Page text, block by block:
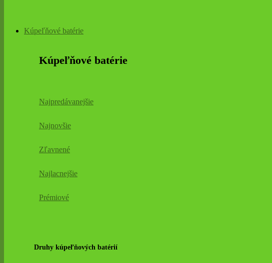
Kúpeľňové batérie
Kúpeľňové batérie
Najpredávanejšie
Najnovšie
Zľavnené
Najlacnejšie
Prémiové
Druhy kúpeľňových batérií